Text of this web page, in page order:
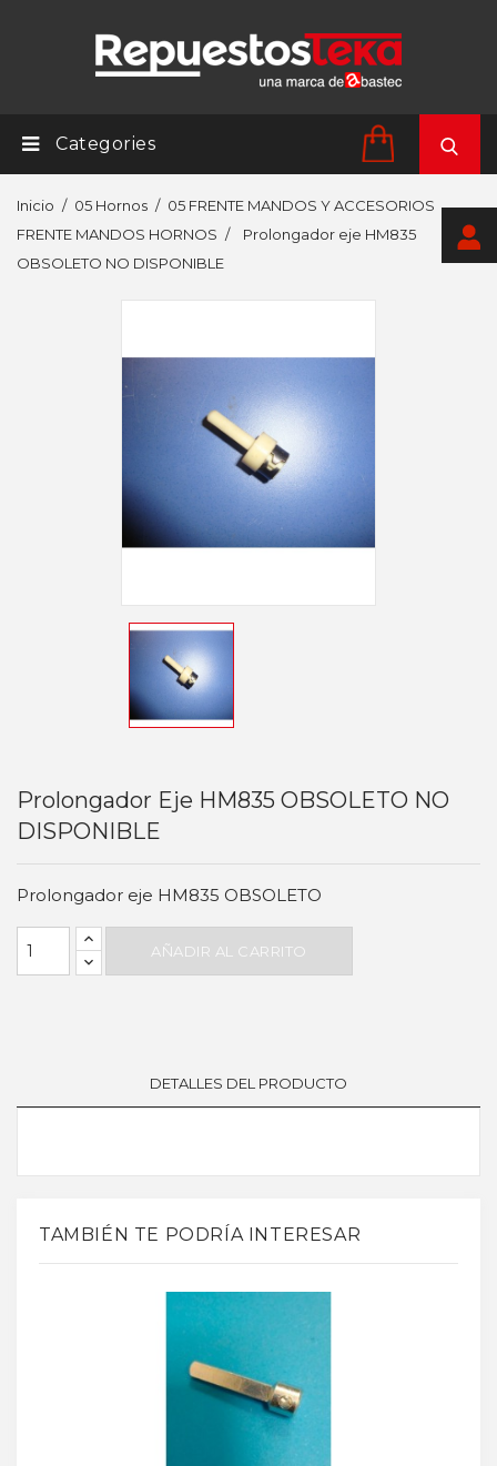
Categories
Inicio 05 Hornos
05 FRENTE MANDOS Y ACCESORIOS
FRENTE MANDOS HORNOS
Prolongador eje HM835
OBSOLETO NO DISPONIBLE
Prolongador Eje HM835 OBSOLETO NO
DISPONIBLE
Prolongador eje HM835 OBSOLETO
AÑADIR AL CARRITO
DETALLES DEL PRODUCTO
TAMBIÉN TE PODRÍA INTERESAR